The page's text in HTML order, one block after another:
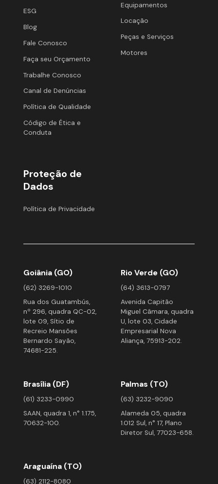
ESG
Blog
Fale Conosco
Faça seu Orçamento
Trabalhe Conosco
Canal de Denúncias
Política de Qualidade
Código de Ética e
Conduta
Equipamentos
Locação
Peças e Serviços
Motores
Proteção de
Dados
Política de Privacidade
Goiânia (GO)
(62) 3269-1010
Rua dos Guatambús,
nº 296, quadra QC-02,
lote 09, Sítio de
Recreio Mansões
Bernardo Sayão,
74681-225.
Rio Verde (GO)
(64) 3613-0797
Avenida Capitão
Miguel Câmara, quadra
U, lote 03, Cidade
Empresarial Nova
Aliança, 75913-202.
Brasília (DF)
(61) 3233-0990
SAAN, quadra 1, n° 1.175,
70632-100.
Palmas (TO)
(63) 3232-9090
Alameda 05, quadra
1.012 Sul, n° 17, Plano
Diretor Sul, 77023-658.
Araguaína (TO)
(63) 2112-8080